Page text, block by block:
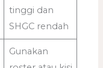
tinggi dan
SHGC rendah
Gunakan